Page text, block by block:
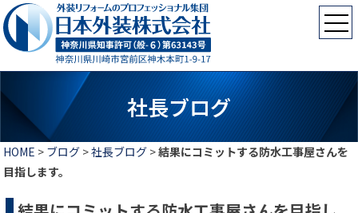
社長ブログ
HOME > ブログ>社長ブログ>結果にコミットする防水工事屋さんを
目指します。